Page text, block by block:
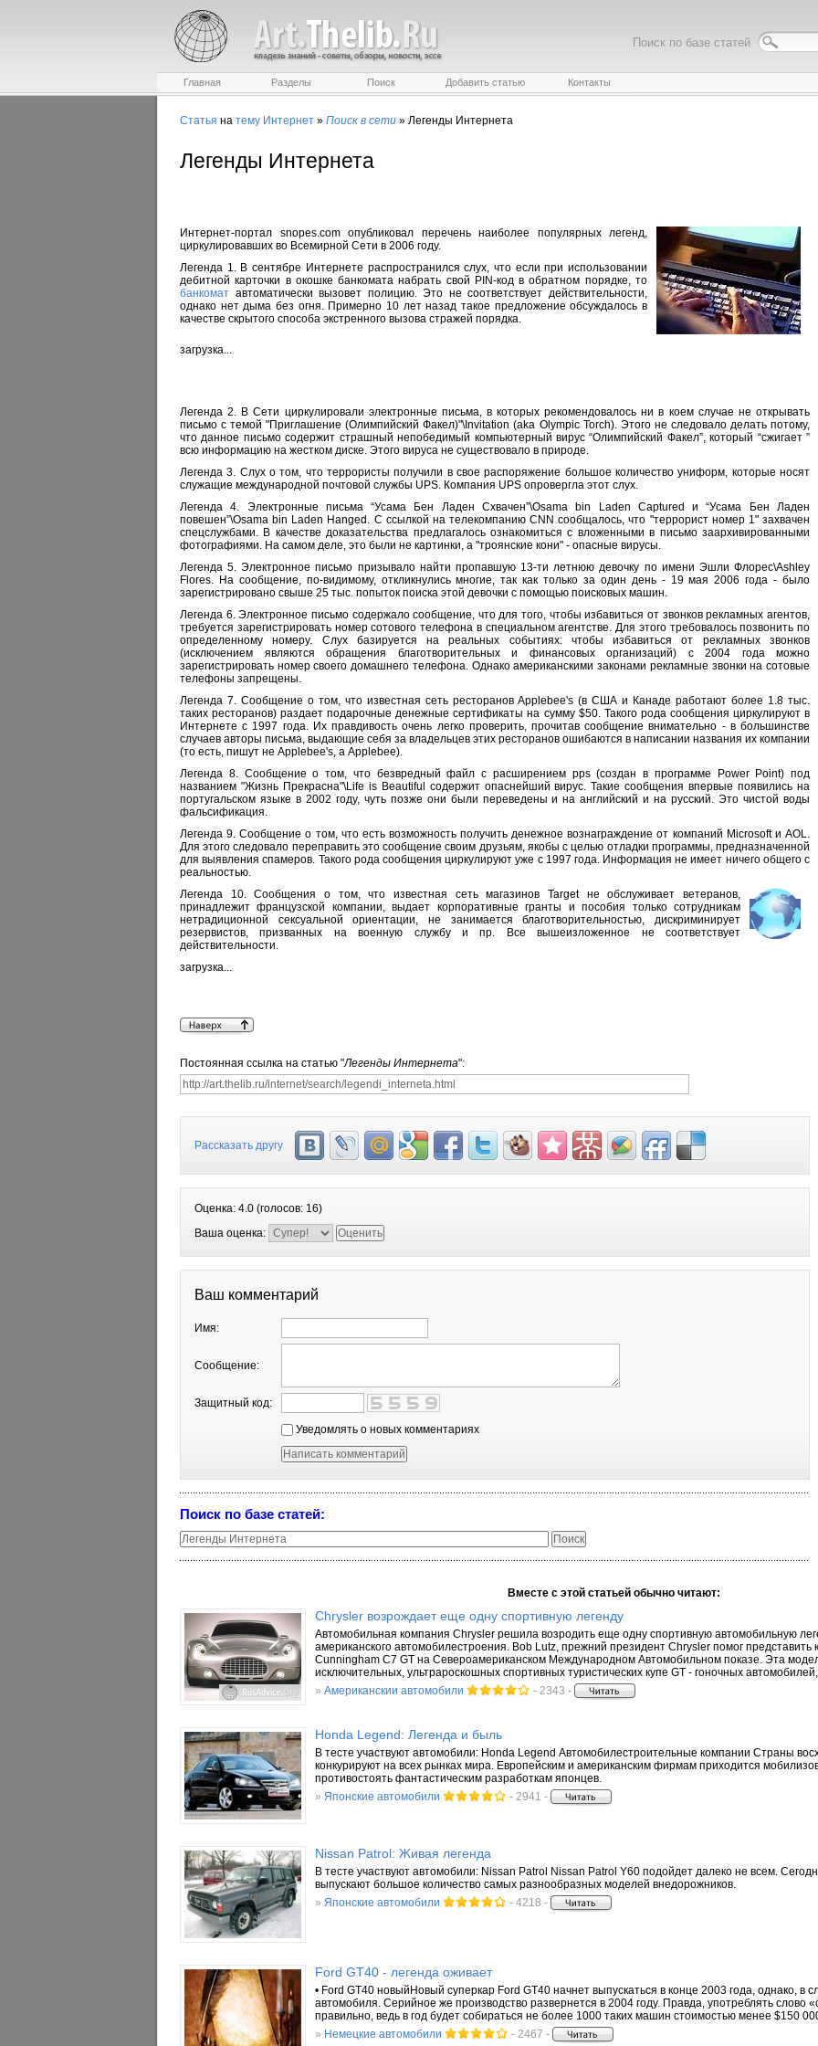
Поиск по базе статей
Главная Разделы Поиск Добавить статью Контакты
Статья на тему Интернет » Поиск в сети » Легенды Интернета
Легенды Интернета
Интернет-портал snopes.com опубликовал перечень наиболее популярных легенд,
циркулировавших во Всемирной Сети в 2006 году.
Легенда 1. В сентябре Интернете распространился слух, что если при использовании
дебитной карточки в окошке банкомата набрать свой PIN-код в обратном порядке, то
банкомат автоматически вызовет полицию. Это не соответствует действительности,
однако нет дыма без огня. Примерно 10 лет назад такое предложение обсуждалось в
качестве скрытого способа экстренного вызова стражей порядка.
загрузка...
Легенда 2. В Сети циркулировали электронные письма, в которых рекомендовалось ни в коем случае не открывать
письмо с темой "Приглашение (Олимпийский Факел)"\Invitation (aka Olympic Torch). Этого не следовало делать потому,
что данное письмо содержит страшный непобедимый компьютерный вирус “Олимпийский Факел”, который “сжигает ”
всю информацию на жестком диске. Этого вируса не существовало в природе.
Легенда 3. Слух о том, что террористы получили в свое распоряжение большое количество униформ, которые носят
служащие международной почтовой службы UPS. Компания UPS опровергла этот слух.
Легенда 4. Электронные письма “Усама Бен Ладен Схвачен”\Osama bin Laden Captured и “Усама Бен Ладен
повешен”\Osama bin Laden Hanged. С ссылкой на телекомпанию СNN сообщалось, что "террорист номер 1" захвачен
спецслужбами. В качестве доказательства предлагалось ознакомиться с вложенными в письмо заархивированными
фотографиями. На самом деле, это были не картинки, а "троянские кони" - опасные вирусы.
Легенда 5. Электронное письмо призывало найти пропавшую 13-ти летнюю девочку по имени Эшли Флорес\Ashley
Flores. На сообщение, по-видимому, откликнулись многие, так как только за один день - 19 мая 2006 года - было
зарегистрировано свыше 25 тыс. попыток поиска этой девочки с помощью поисковых машин.
Легенда 6. Электронное письмо содержало сообщение, что для того, чтобы избавиться от звонков рекламных агентов,
требуется зарегистрировать номер сотового телефона в специальном агентстве. Для этого требовалось позвонить по
определенному номеру. Слух базируется на реальных событиях: чтобы избавиться от рекламных звонков
(исключением являются обращения благотворительных и финансовых организаций) с 2004 года можно
зарегистрировать номер своего домашнего телефона. Однако американскими законами рекламные звонки на сотовые
телефоны запрещены.
Легенда 7. Сообщение о том, что известная сеть ресторанов Applebee's (в США и Канаде работают более 1.8 тыс.
таких ресторанов) раздает подарочные денежные сертификаты на сумму $50. Такого рода сообщения циркулируют в
Интернете с 1997 года. Их правдивость очень легко проверить, прочитав сообщение внимательно - в большинстве
случаев авторы письма, выдающие себя за владельцев этих ресторанов ошибаются в написании названия их компании
(то есть, пишут не Applebee's, а Applebee).
Легенда 8. Сообщение о том, что безвредный файл с расширением pps (создан в программе Power Point) под
названием "Жизнь Прекрасна"\Life is Beautiful содержит опаснейший вирус. Такие сообщения впервые появились на
португальском языке в 2002 году, чуть позже они были переведены и на английский и на русский. Это чистой воды
фальсификация.
Легенда 9. Сообщение о том, что есть возможность получить денежное вознаграждение от компаний Microsoft и AOL.
Для этого следовало переправить это сообщение своим друзьям, якобы с целью отладки программы, предназначенной
для выявления спамеров. Такого рода сообщения циркулируют уже с 1997 года. Информация не имеет ничего общего с
реальностью.
Легенда 10. Сообщения о том, что известная сеть магазинов Target не обслуживает ветеранов,
принадлежит французской компании, выдает корпоративные гранты и пособия только сотрудникам
нетрадиционной сексуальной ориентации, не занимается благотворительностью, дискриминирует
резервистов, призванных на военную службу и пр. Все вышеизложенное не соответствует
действительности.
загрузка...
Постоянная ссылка на статью "Легенды Интернета":
Рассказать другу
Оценка: 4.0 (голосов: 16)
Ваша оценка:
Ваш комментарий
Имя:
Сообщение:
Защитный код:
Уведомлять о новых комментариях
Поиск по базе статей:
Вместе с этой статьей обычно читают:
Chrysler возрождает еще одну спортивную легенду
Автомобильная компания Chrysler решила возродить еще одну спортивную автомобильную
американского автомобилестроения. Bob Lutz, прежний президент Chrysler помог
Cunningham C7 GT на Североамериканском Международном Автомобильном показе. Эта
исключительных, ультрароскошных спортивных туристических купе GT - гоночных
» Американскии автомобили - 2343 -
Honda Legend: Легенда и быль
В тесте участвуют автомобили: Honda Legend Автомобилестроительные компании Страны
конкурируют на всех рынках мира. Европейским и американским фирмам приходится
противостоять фантастическим разработкам японцев.
» Японские автомобили - 2941 -
Nissan Patrol: Живая легенда
В тесте участвуют автомобили: Nissan Patrol Nissan Patrol Y60 подойдет далеко не всем.
выпускают большое количество самых разнообразных моделей внедорожников.
» Японские автомобили - 4218 -
Ford GT40 - легенда оживает
• Ford GT40 новыйНовый суперкар Ford GT40 начнет выпускаться в конце 2003 года, однако, в
автомобиля. Серийное же производство развернется в 2004 году. Правда, употреблять слово
правильно, ведь в год будет собираться не более 1000 таких машин стоимостью менее $150
» Немецкие автомобили - 2467 -